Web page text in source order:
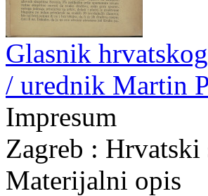
Glasnik
/ urednik Martin
Impresum
Zagreb :
Materijalni opis